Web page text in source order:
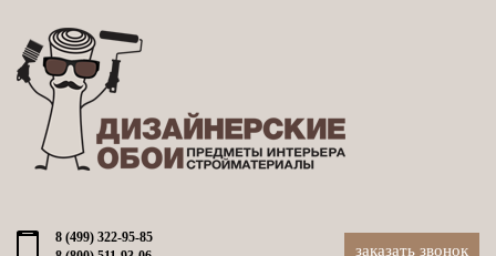
8 (499) 322-95-85
заказать звонок